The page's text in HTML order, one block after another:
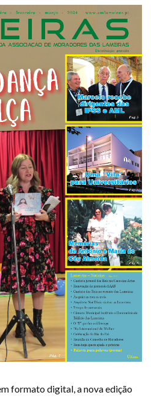
formato digital, a nova edição